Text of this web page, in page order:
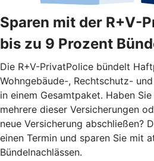
Sparen mit der R+V-
bis zu 9 Prozent
Die R+V-PrivatPolice bündelt
Wohngebäude-, Rechtschutz-
in einem Gesamtpaket. Haben
mehrere dieser Versicherungen
neue Versicherung abschließen?
einen Termin und sparen Sie mit
Bündelnachlässen.